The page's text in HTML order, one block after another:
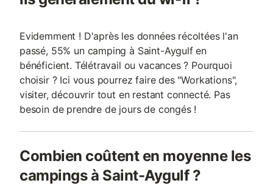
Evidemment ! D'après les données récoltées l'an
passé, 55% un camping à Saint-Aygulf en
bénéficient. Télétravail ou vacances ? Pourquoi
choisir ? Ici vous pourrez faire des "Workations",
visiter, découvrir tout en restant connecté. Pas
besoin de prendre de jours de congés !
Combien coûtent en moyenne les
campings à Saint-Aygulf ?